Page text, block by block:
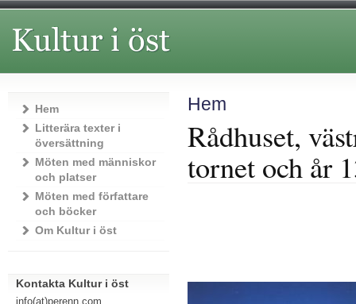
Hem
Rådhuset,
tornet och år
Hem
Litterära texter i
översättning
Möten med människor
och platser
Möten med författare
och böcker
Om Kultur i öst
Kontakta Kultur i öst
info(at)perenn.com